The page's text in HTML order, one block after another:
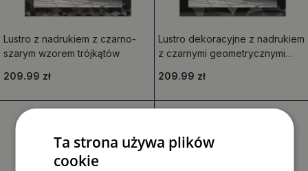
Lustro z nadrukiem z czarno-
szarym wzorem trójkątów
209.99 zł
Lustro dekoracyjne z nadrukiem
z czarnymi geometrycznymi
209.99 zł
Ta strona używa plików
cookie